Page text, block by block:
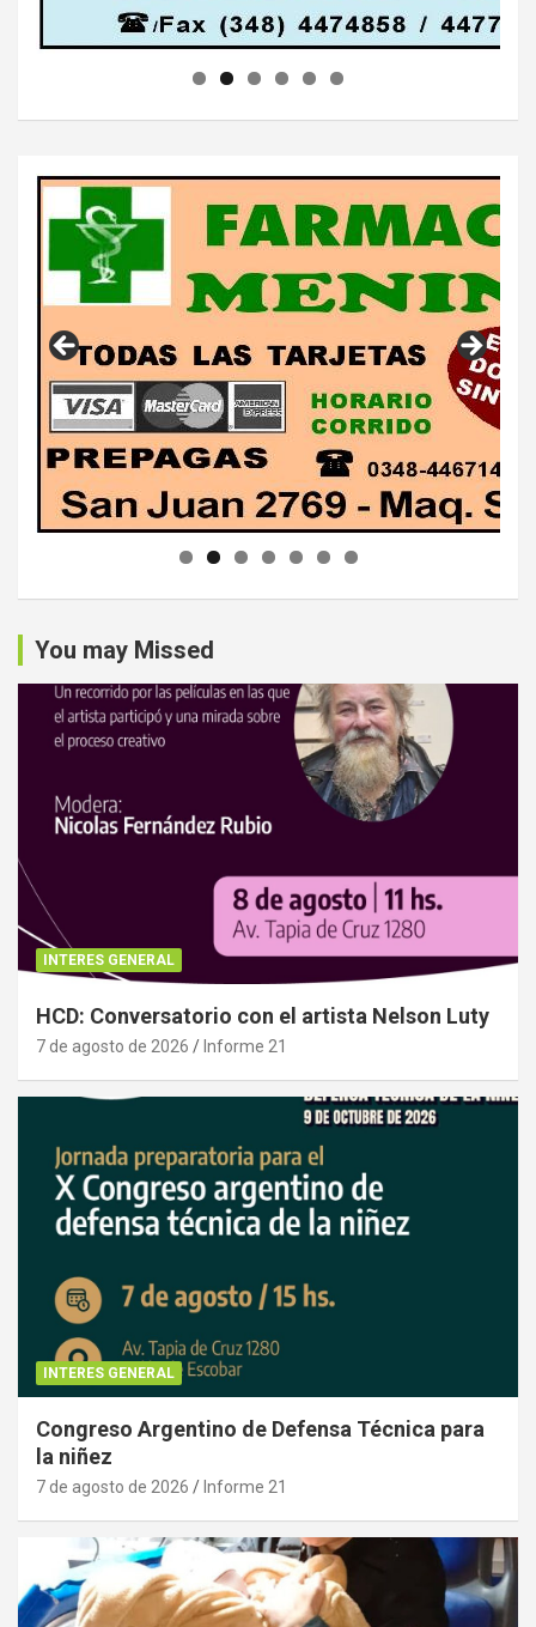
You may Missed
INTERES GENERAL
HCD: Conversatorio con el artista Nelson Luty
7 de agosto de 2026 Informe 21
INTERES GENERAL
Congreso Argentino de Defensa Técnica para
la niñez
7 de agosto de 2026 Informe 21